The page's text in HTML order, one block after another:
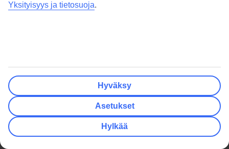
Yksityisyys ja tietosuoja.
Hyväksy
Asetukset
Hylkää